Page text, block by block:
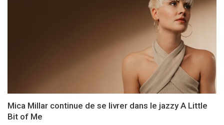
Mica Millar continue de se livrer dans le jazzy A Little
Bit of Me